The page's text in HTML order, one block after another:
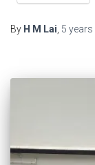
By H M Lai 5 years